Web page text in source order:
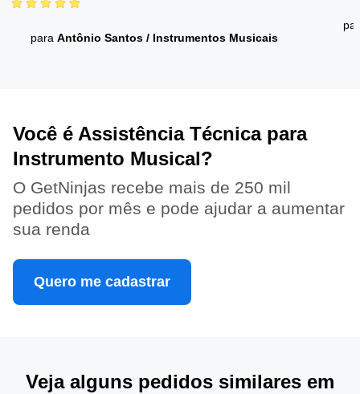
para Antônio Santos/ Instrumentos Musicais
Você é Assistência Técnica para
Instrumento Musical?
O GetNinjas recebe mais de 250 mil
pedidos por mês e pode ajudar a aumentar
sua renda
Quero me cadastrar
Veja alguns pedidos similares em